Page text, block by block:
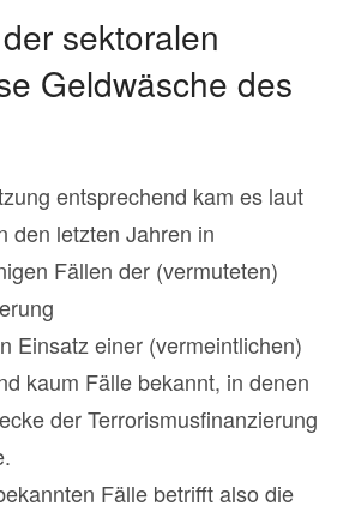
sektoralen
Geldwäsche des
entsprechend kam es laut
den letzten Jahren in
Fällen der (vermuteten)
Einsatz einer (vermeintlichen)
kaum Fälle bekannt, in denen
der Terrorismusfinanzierung
Fälle betrifft also die